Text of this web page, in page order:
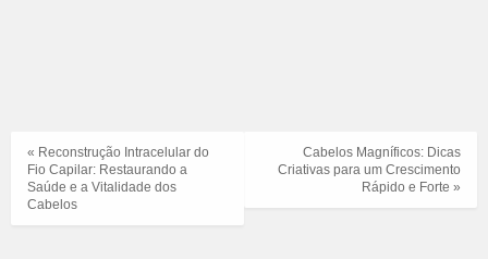
Cabelos Magníficos: Dicas
Criativas para um Crescimento
Rápido e Forte »
« Reconstrução Intracelular do
Fio Capilar: Restaurando a
Saúde e a Vitalidade dos
Cabelos